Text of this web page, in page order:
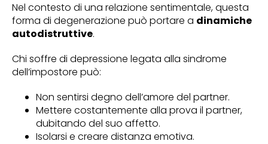
Nel contesto di una relazione sentimentale, questa
forma di degenerazione può portare a dinamiche
autodistruttive.
Chi soffre di depressione legata alla sindrome
dell’impostore può:
Non sentirsi degno dell’amore del partner.
Mettere costantemente alla prova il partner,
dubitando del suo affetto.
Isolarsi e creare distanza emotiva.